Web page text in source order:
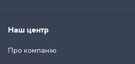
Наш центр
Про компанію